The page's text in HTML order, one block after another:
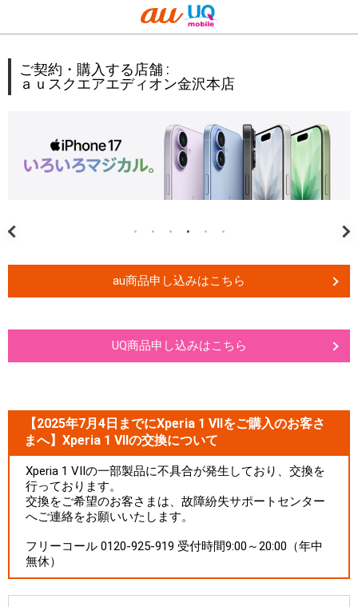
ご契約・購入する店舗 :
ａｕスクエアエディオン金沢本店
au商品申し込みはこちら
UQ商品申し込みはこちら
【2025年7月4日までにXperia 1 VIIをご購入のお客さ
まへ】Xperia 1 VIIの交換について
Xperia 1 VIIの一部製品に不具合が発生しており、交換を
行っております。
交換をご希望のお客さまは、故障紛失サポートセンター
へご連絡をお願いいたします。
フリーコール 0120-925-919 受付時間9:00～20:00（年中
無休）